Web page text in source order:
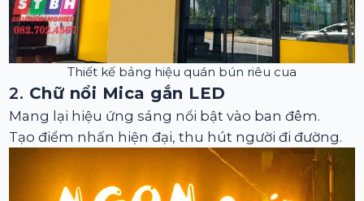
Thiết kế bảng hiệu quán bún riêu cua
2. Chữ nổi Mica gắn LED
Mang lại hiệu ứng sáng nổi bật vào ban đêm.
Tạo điểm nhấn hiện đại, thu hút người đi đường.